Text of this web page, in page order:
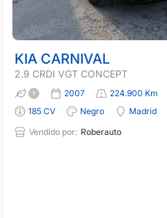
KIA CARNIVAL
2.9 CRDI VGT CONCEPT
2007 224.900 Km
185 CV
Negro
Madrid
Vendido por: Roberauto